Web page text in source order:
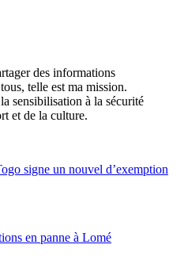
des informations
telle est ma mission.
sensibilisation à la sécurité
et de la culture.
signe un nouvel d’exemption
en panne à Lomé